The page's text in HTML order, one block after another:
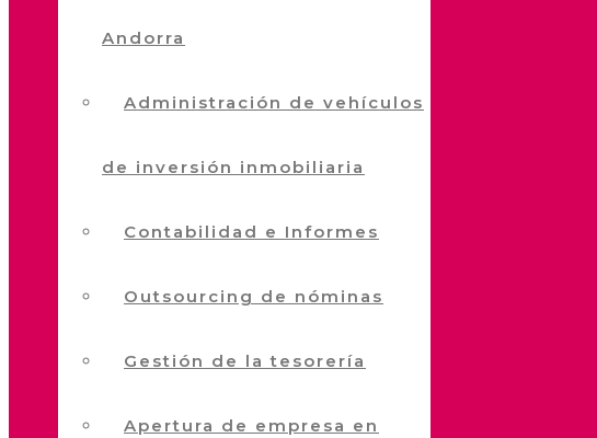
Andorra
Administración de vehículos
de inversión inmobiliaria
Contabilidad e Informes
Outsourcing de nóminas
Gestión de la tesorería
Apertura de empresa en